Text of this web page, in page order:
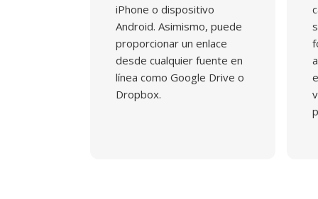
iPhone o dispositivo
Android. Asimismo, puede
proporcionar un enlace
desde cualquier fuente en
línea como Google Drive o
Dropbox.